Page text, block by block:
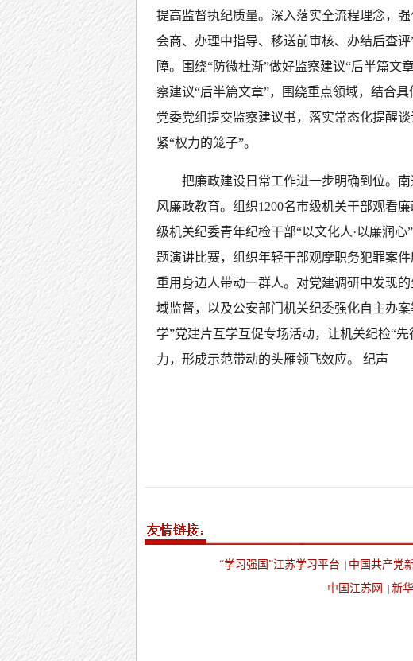
提高监督执纪质量。深入落实全流程理念，
会商、办理中指导、移送前审核、办结后查
障。围绕“防微杜渐”做好监察建议“后半篇文
察建议“后半篇文章”，围绕重点领域，结合
党委党组提交监察建议书，落实常态化提醒
紧“权力的笼子”。
把廉政建设日常工作进一步明确到位。
风廉政教育。组织1200名市级机关干部观看
级机关纪委青年纪检干部“以文化人·以廉润
题演讲比赛，组织年轻干部观摩职务犯罪案
重用身边人带动一群人。对党建调研中发现
域监督，以及公安部门机关纪委强化自主办
学”党建片互学互促专场活动，让机关纪检“
力，形成示范带动的头雁领飞效应。 纪声
“学习强国”江苏学习平台 中国共产党
中国江苏网
新